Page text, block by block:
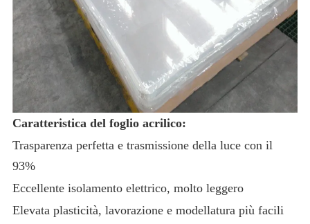
Caratteristica del foglio acrilico:
Trasparenza perfetta e trasmissione della luce con il
93%
Eccellente isolamento elettrico, molto leggero
Elevata plasticità, lavorazione e modellatura più facili